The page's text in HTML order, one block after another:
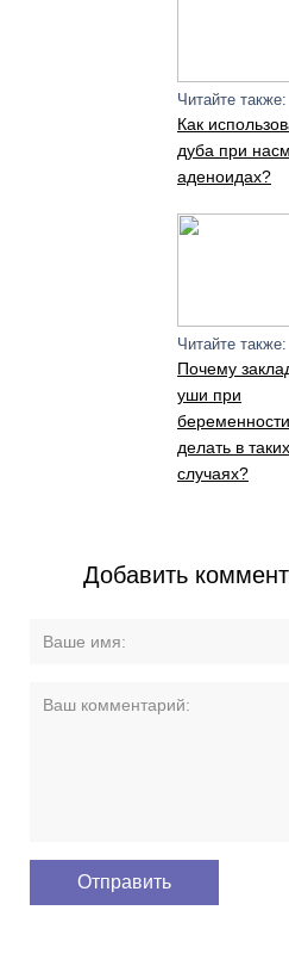
Читайте также:
Как
дуба при
аденоидах?
Читайте также:
Почему
уши при
делать в таких
случаях?
Добавить